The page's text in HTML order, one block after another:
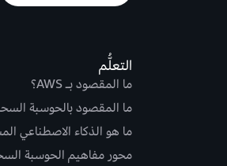
التعلُّم
ما المقصود بـ AWS؟
ما المقصود بالحوسبة
ما هو الذكاء الاصطناعي
محور مفاهيم الحوسبة